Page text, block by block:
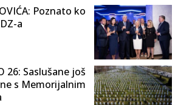
Poznato ko
a
26: Saslušane još
s Memorijalnim